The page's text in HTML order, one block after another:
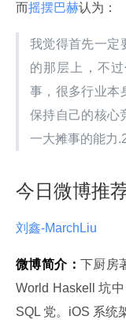
而摇摆巴赫认为：
我觉得首先一定
的那层上，不
事，很多行业本
保持自己的核心
一大摊事的能力
今日微博推
刘鑫-MarchLiu
微博简介： 下厨房
World Haskell 坑
SQL 党。iOS 系统